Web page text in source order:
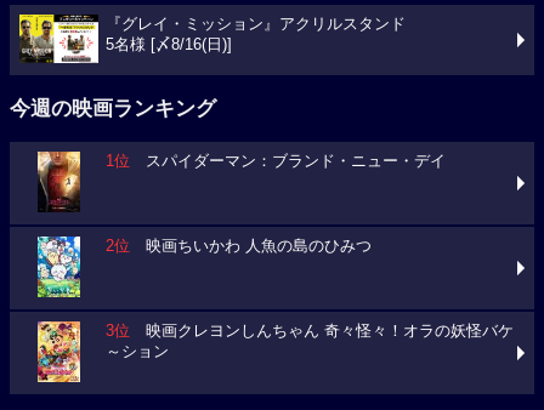
『グレイ・ミッション』アクリルスタンド
5名様 [〆8/16(日)]
今週の映画ランキング
1位 スパイダーマン：ブランド・ニュー・デイ
2位 映画ちいかわ 人魚の島のひみつ
3位 映画クレヨンしんちゃん 奇々怪々！オラの妖怪バケ
～ション